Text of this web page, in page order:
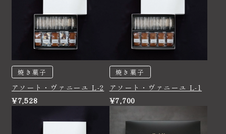
焼き菓子
アソート・ヴァニーユ L-2
¥7,528
焼き菓子
アソート・ヴァニーユ L-1
¥7,700